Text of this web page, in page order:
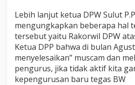
Lebih lanjut ketua DPW Sulut
mengungkapkan beberapa hal
tersebut yaitu Rakorwil DPW
Ketua DPP bahwa di bulan
menyelesaikan” muscam dan
pengurus, jika tidak aktif kita
kepengurusan baru tegas BW